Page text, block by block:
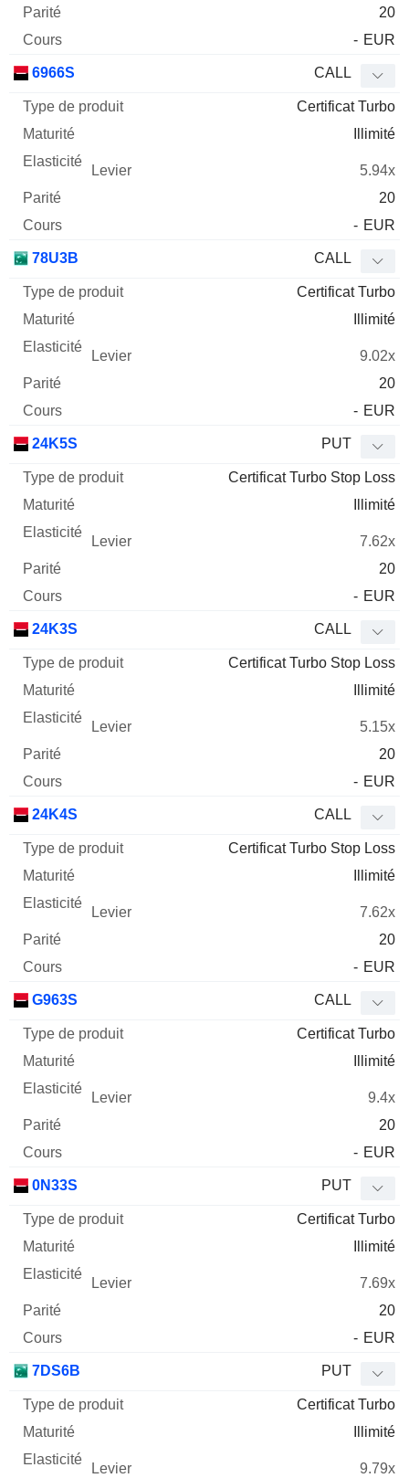
20
- EUR
6966S CALL
Certificat Turbo
Illimité
5.94x
20
- EUR
78U3B CALL
Certificat Turbo
Illimité
9.02x
20
- EUR
24K5S PUT
Certificat Turbo Stop Loss
Illimité
7.62x
20
- EUR
24K3S CALL
Certificat Turbo Stop Loss
Illimité
5.15x
20
- EUR
24K4S CALL
Certificat Turbo Stop Loss
Illimité
7.62x
20
- EUR
G963S CALL
Certificat Turbo
Illimité
9.4x
20
- EUR
0N33S PUT
Certificat Turbo
Illimité
7.69x
20
- EUR
7DS6B PUT
Certificat Turbo
Illimité
9.79x